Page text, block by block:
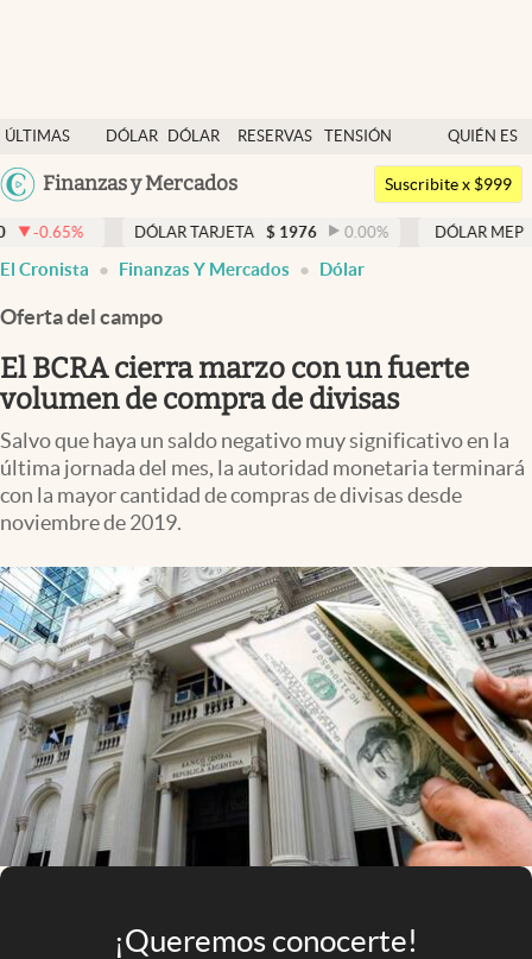
ÚLTIMAS
NOTICIAS
DÓLAR
DÓLAR
RESERVAS
TENSIÓN
GEOPOLÍTICA
QUIÉN ES
QUIÉN
Argentina
Uruguay
Finanzas y Mercados
Dólar
Members
Economía y Política
Finanzas y Mercados
Mercados Online
Negocios
Columnistas
Otras secciones
Apertura
Clase
Clima
Mundial 2026
Eventos Corporativos
El Cronista Studio
Mediakit
abre en nueva pestaña
Suscribite x $999
DÓLAR TARJETA $ 1976 0.00 % DÓLAR MEP 1521,52
El Cronista Finanzas Y Mercados Dólar
Oferta del campo
El BCRA cierra marzo con un fuerte
volumen de compra de divisas
Salvo que haya un saldo negativo muy significativo en la
última jornada del mes, la autoridad monetaria terminará
con la mayor cantidad de compras de divisas desde
noviembre de 2019.
¡Queremos conocerte!